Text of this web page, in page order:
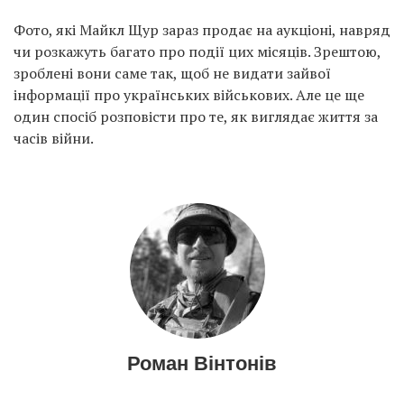
Фото, які Майкл Щур зараз продає на аукціоні, навряд
чи розкажуть багато про події цих місяців. Зрештою,
зроблені вони саме так, щоб не видати зайвої
інформації про українських військових. Але це ще
один спосіб розповісти про те, як виглядає життя за
часів війни.
Роман Вінтонів